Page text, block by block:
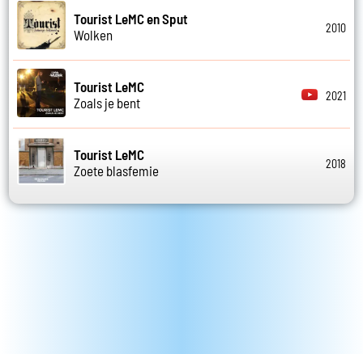
Tourist LeMC en Sput
Wolken
2010
Tourist LeMC
Zoals je bent
2021
Tourist LeMC
Zoete blasfemie
2018